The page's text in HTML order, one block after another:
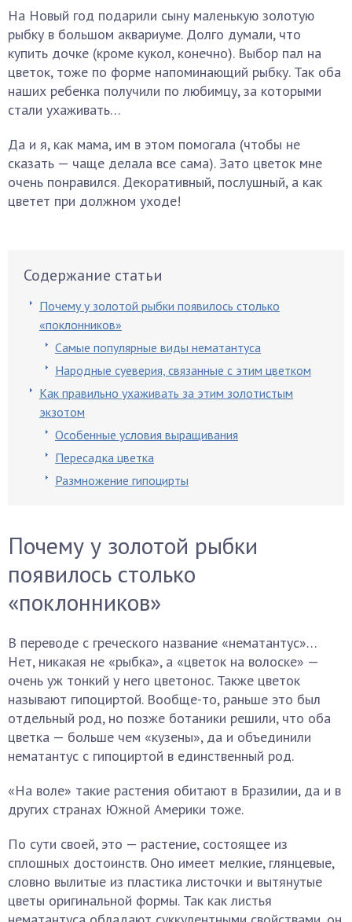
На Новый год подарили сыну маленькую золотую
рыбку в большом аквариуме. Долго думали, что
купить дочке (кроме кукол, конечно). Выбор пал на
цветок, тоже по форме напоминающий рыбку. Так оба
наших ребенка получили по любимцу, за которыми
стали ухаживать…
Да и я, как мама, им в этом помогала (чтобы не
сказать — чаще делала все сама). Зато цветок мне
очень понравился. Декоративный, послушный, а как
цветет при должном уходе!
Содержание статьи
Почему у золотой рыбки появилось столько
«поклонников»
Самые популярные виды нематантуса
Народные суеверия, связанные с этим цветком
Как правильно ухаживать за этим золотистым
экзотом
Особенные условия выращивания
Пересадка цветка
Размножение гипоцирты
Почему у золотой рыбки
появилось столько
«поклонников»
В переводе с греческого название «нематантус»…
Нет, никакая не «рыбка», а «цветок на волоске» —
очень уж тонкий у него цветонос. Также цветок
называют гипоциртой. Вообще-то, раньше это был
отдельный род, но позже ботаники решили, что оба
цветка — больше чем «кузены», да и объединили
нематантус с гипоциртой в единственный род.
«На воле» такие растения обитают в Бразилии, да и в
других странах Южной Америки тоже.
По сути своей, это — растение, состоящее из
сплошных достоинств. Оно имеет мелкие, глянцевые,
словно вылитые из пластика листочки и вытянутые
цветы оригинальной формы. Так как листья